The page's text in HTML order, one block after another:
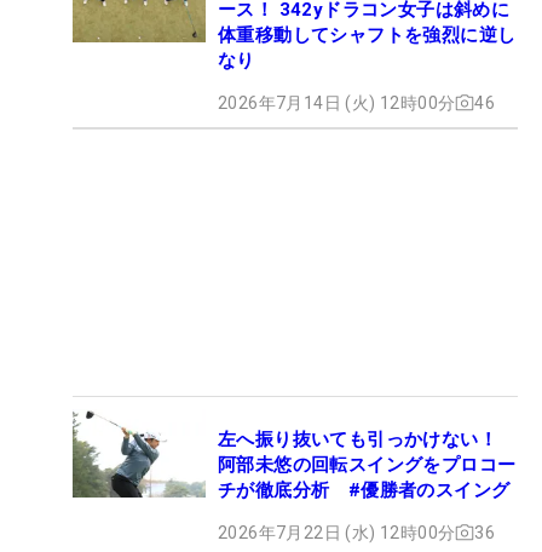
ース！ 342yドラコン女子は斜めに
体重移動してシャフトを強烈に逆し
なり
2026年7月14日 (火) 12時00分 46
左へ振り抜いても引っかけない！
阿部未悠の回転スイングをプロコー
チが徹底分析 #優勝者のスイング
2026年7月22日 (水) 12時00分 36